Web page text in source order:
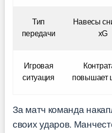
Тип
передачи
Навесы
xG
Игровая
ситуация
повышает
За матч команда
своих ударов.